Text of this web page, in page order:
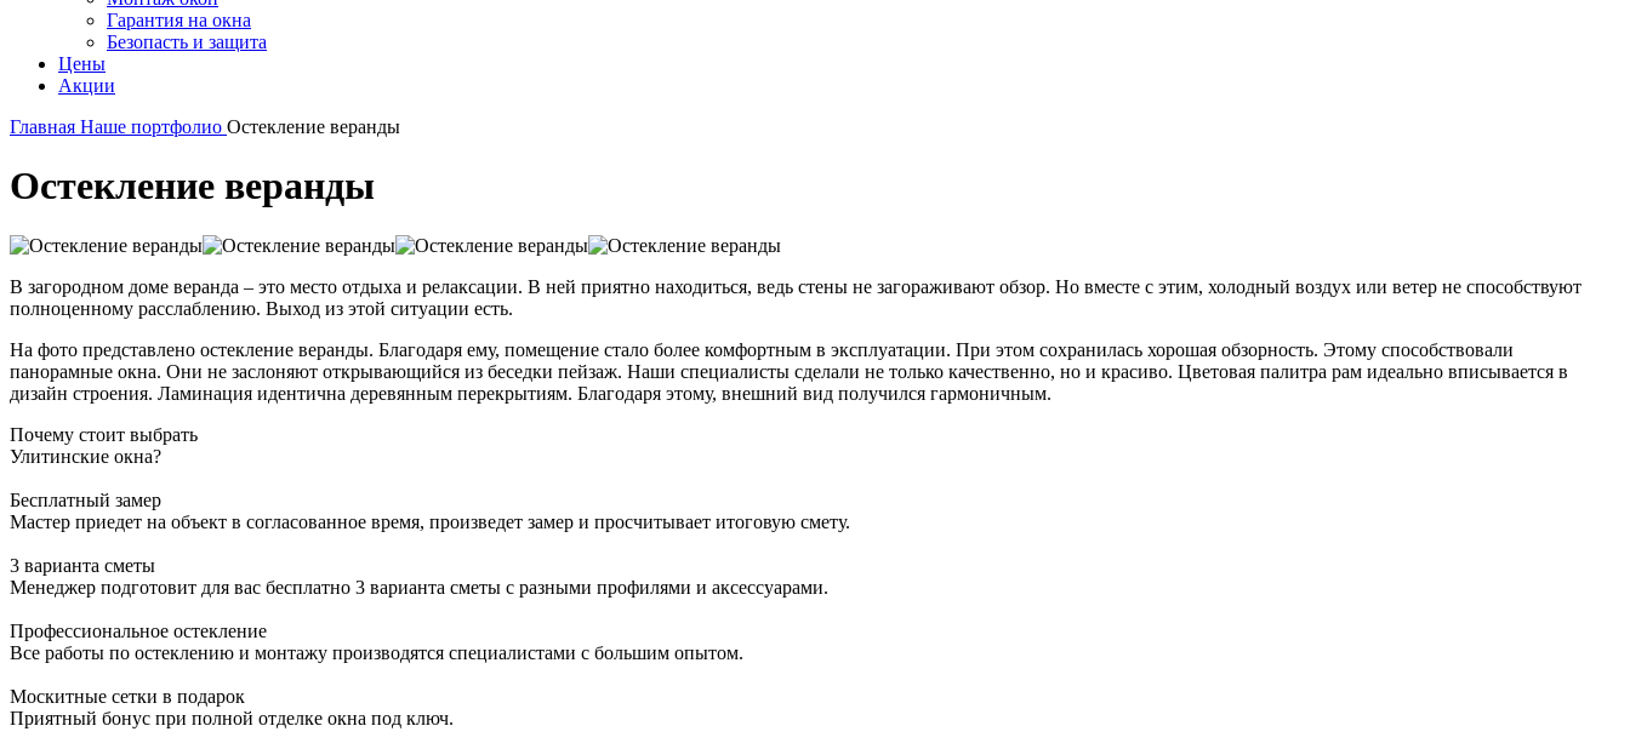
Гарантия на окна
Безопасть и защита
Цены
Акции
Главная Наше портфолио Остекление веранды
Остекление веранды
В загородном доме веранда – это место отдыха и релаксации. В ней приятно находиться, ведь стены не загораживают обзор. Но вместе с этим, холодный воздух или ветер не способствуют
полноценному расслаблению. Выход из этой ситуации есть.
На фото представлено остекление веранды. Благодаря ему, помещение стало более комфортным в эксплуатации. При этом сохранилась хорошая обзорность. Этому способствовали
панорамные окна. Они не заслоняют открывающийся из беседки пейзаж. Наши специалисты сделали не только качественно, но и красиво. Цветовая палитра рам идеально вписывается в
дизайн строения. Ламинация идентична деревянным перекрытиям. Благодаря этому, внешний вид получился гармоничным.
Почему стоит выбрать
Улитинские окна?
Бесплатный замер
Мастер приедет на объект в согласованное время, произведет замер и просчитывает итоговую смету.
3 варианта сметы
Менеджер подготовит для вас бесплатно 3 варианта сметы с разными профилями и аксессуарами.
Профессиональное остекление
Все работы по остеклению и монтажу производятся специалистами с большим опытом.
Москитные сетки в подарок
Приятный бонус при полной отделке окна под ключ.